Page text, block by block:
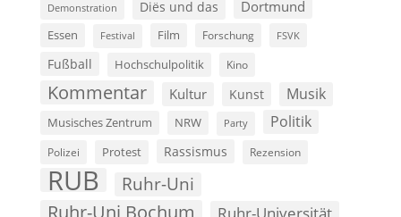
Demonstration Diës und das Dortmund
Essen Festival Film Forschung FSVK
Fußball Hochschulpolitik Kino
Kommentar Kultur Kunst Musik
Musisches Zentrum NRW Party Politik
Polizei Protest Rassismus Rezension
RUB Ruhr-Uni
Ruhr-Uni Bochum Ruhr-Universität